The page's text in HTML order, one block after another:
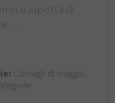
ci si aspetta di
Consigli di viaggio,